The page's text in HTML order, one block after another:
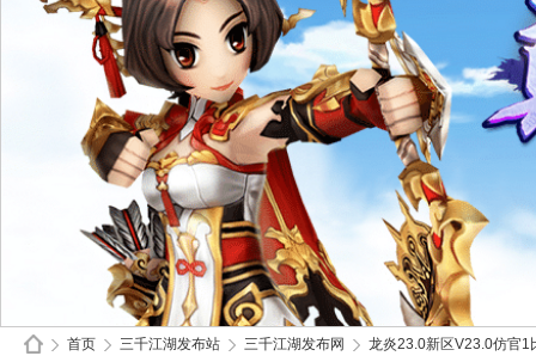
首页 三千江湖发布站 三千江湖发布网 龙炎23.0新区V23.0仿官1